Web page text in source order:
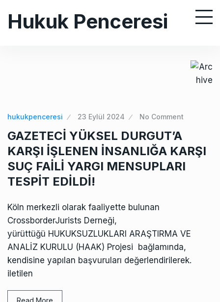
Hukuk Penceresi
hukukpenceresi 23 Eylül 2024 No Comment
GAZETECİ YÜKSEL DURGUT’A
KARŞI İŞLENEN İNSANLIĞA KARŞI
SUÇ FAİLİ YARGI MENSUPLARI
TESPİT EDİLDİ!
Köln merkezli olarak faaliyette bulunan
CrossborderJurists Derneği,
yürüttüğü HUKUKSUZLUKLARI ARAŞTIRMA VE
ANALİZ KURULU (HAAK) Projesi bağlamında,
kendisine yapılan başvuruları değerlendirilerek.
iletilen
Read More